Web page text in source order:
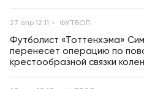
27 апр 12:11 ФУТБОЛ
Футболист «Тоттенхэма»
перенесет операцию по
крестообразной связки